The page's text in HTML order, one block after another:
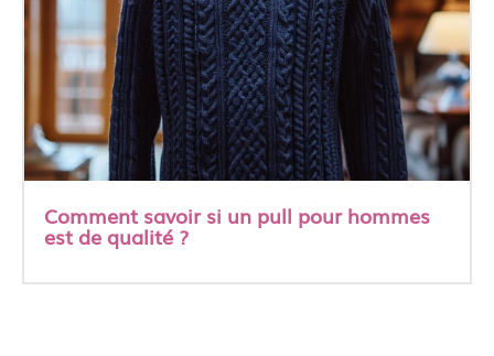
Comment savoir si un pull pour hommes
est de qualité ?